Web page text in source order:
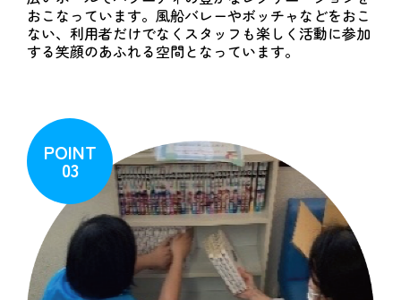
おこなっています。風船バレーやボッチャなどをおこ
ない、利用者だけでなくスタッフも楽しく活動に参加
する笑顔のあふれる空間となっています。
POINT
03